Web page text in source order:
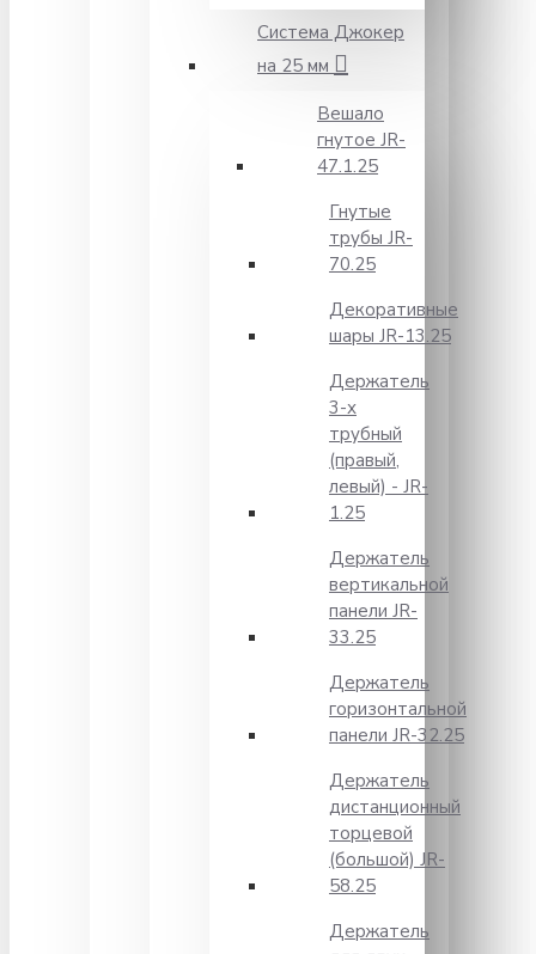
Система Джокер
на 25 мм
Вешало
гнутое JR-
47.1.25
Гнутые
трубы JR-
70.25
Декоративные
шары JR-13.25
Держатель
3-х
трубный
(правый,
левый) - JR-
1.25
Держатель
вертикальной
панели JR-
33.25
Держатель
горизонтальной
панели JR-32.25
Держатель
дистанционный
торцевой
(большой) JR-
58.25
Держатель